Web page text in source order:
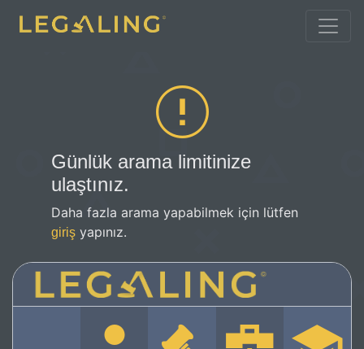
Günlük arama limitinize
ulaştınız.
Daha fazla arama yapabilmek için lütfen
giriş yapınız.